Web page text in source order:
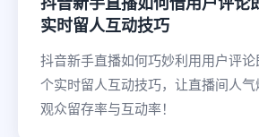
实时留人互动技巧
抖音新手直播如何巧妙利用用户评
个实时留人互动技巧，让直播间人
观众留存率与互动率！